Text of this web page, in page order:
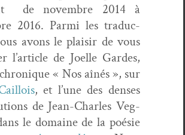
de novem­bre 2014 à
2016. Par­mi les tra­duc­
avons le plaisir de vous
l’article de Joelle Gardes,
« Nos aînés », sur
, et l’une des dens­es
de Jean-Charles Veg­
le domaine de la poésie